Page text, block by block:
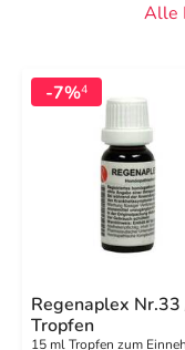
Alle
-7%4
Regenaplex Nr.33
Tropfen
15 ml Tropfen zum